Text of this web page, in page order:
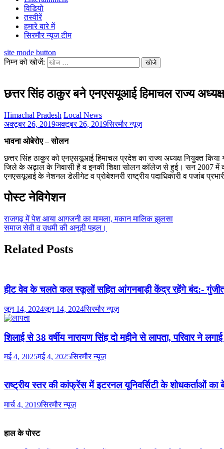
विडियो
तस्वीरें
हमारे बारे में
सिरमौर न्यूज़ टीम
site mode button
निम्न को खोजें:
छत्तर सिंह ठाकुर बने एनएसयूआई हिमाचल राज्य अध्यक्ष
Himachal Pradesh Local News
अक्टूबर 26, 2019अक्टूबर 26, 2019सिरमौर न्यूज़
भावना ओबेरोए – सोलन
छत्तर सिंह ठाकुर को एनएसयूआई हिमाचल प्रदेश का राज्य अध्यक्ष नियुक्त
जिले के अढ़ाल के निवासी है व इनकी शिक्षा सोलन कॉलेज से हुई। सन 2007
एनएसयूआई के नेशनल डेलीगेट व प्रोबेशनरी राष्ट्रीय पदाधिकारी व पजांब
पोस्ट नेविगेशन
राजगढ़ में पेश आया आगजनी का मामला, मकान मालिक झुलसा
समाज सेवी व उधमी की अनूठी पहल।
Related Posts
हीट वेव के चलते कल स्कूलों सहित आंगनबाड़ी केंद्र रहेंगे बंद:- गुंजीत
जून 14, 2024जून 14, 2024सिरमौर न्यूज़
शिलाई से 38 वर्षीय नारायण सिंह दो महीने से लापता, परिवार ने
मई 4, 2025मई 4, 2025सिरमौर न्यूज़
राष्ट्रीय स्तर की कांफ्रेंस में इटरनल यूनिवर्सिटी के शोधकर्ताओं का
मार्च 4, 2019सिरमौर न्यूज़
हाल के पोस्ट